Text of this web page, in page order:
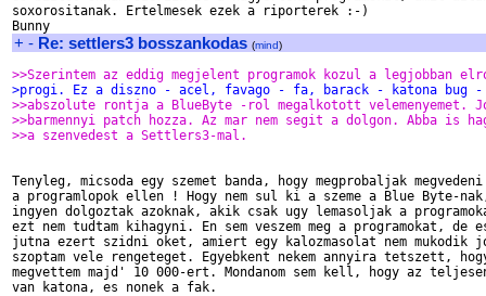
soxorositanak. Ertelmesek ezek a riporterek :-)
+ - Re: settlers3 bosszankodas (mind)
>>Szerintem az eddig megjelent programok kozul a legjobban
>progi. Ez a diszno - acel, favago - fa, barack - katona bug -
>>abszolute rontja a BlueByte -rol megalkotott velemenyemet.
>>barmennyi patch hozza. Az mar nem segit a dolgon. Abba is
>>a szenvedest a Settlers3-mal.
Tenyleg, micsoda egy szemet banda, hogy megprobaljak
a programlopok ellen ! Hogy nem sul ki a szeme a Blue Byte-
ingyen dolgoztak azoknak, akik csak ugy lemasoljak a
ezt nem tudtam kihagyni. En sem veszem meg a programokat, de
jutna ezert szidni oket, amiert egy kalozmasolat nem mukodik
szoptam vele rengeteget. Egyebkent nekem annyira tetszett,
megvettem majd' 10 000-ert. Mondanom sem kell, hogy az
van katona, es nonek a fak.